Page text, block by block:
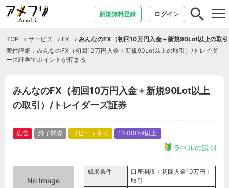
新規無料登録 ログイン
TOP サービス FX
みんなのFX（初回10万円入金＋新規90Lot以上の取
案件詳細：みんなのFX（初回10万円入金＋新規90Lot以上の取引）/トレイダ
ーズ証券でポイントが貯まる
みんなのFX（初回10万円入金＋新規90Lot以上
の取引）/トレイダーズ証券
広告 終了間際 リピート不可 10,000pt以上
ラベルの説明
No Image
成果条件
口座開設＋初回入金10万円＋
取引